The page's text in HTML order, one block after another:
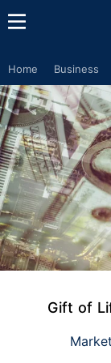
Home Business
Gift of